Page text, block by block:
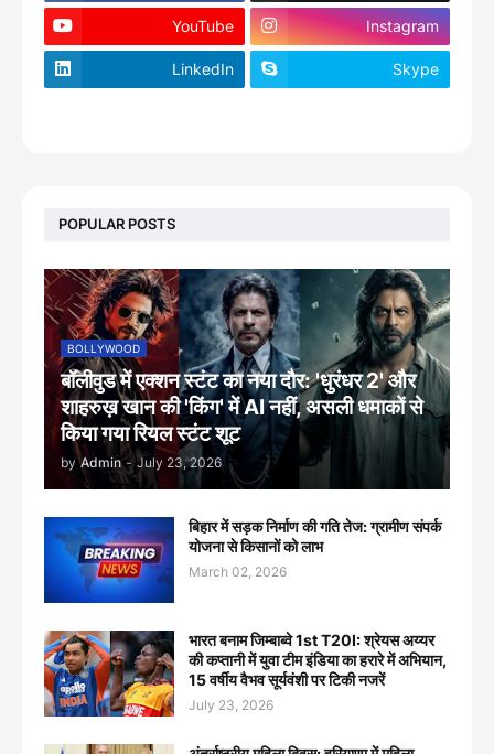
YouTube Instagram
LinkedIn Skype
POPULAR POSTS
BOLLYWOOD
बॉलीवुड में एक्शन स्टंट का नया दौर: 'धुरंधर 2' और
शाहरुख़ खान की 'किंग' में AI नहीं, असली धमाकों से
किया गया रियल स्टंट शूट
by Admin - July 23, 2026
बिहार में सड़क निर्माण की गति तेज: ग्रामीण संपर्क
योजना से किसानों को लाभ
March 02, 2026
भारत बनाम जिम्बाब्वे 1st T20I: श्रेयस अय्यर
की कप्तानी में युवा टीम इंडिया का हरारे में अभियान,
15 वर्षीय वैभव सूर्यवंशी पर टिकी नजरें
July 23, 2026